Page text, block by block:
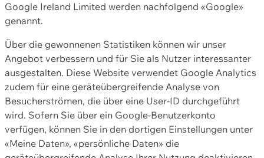
Google Ireland Limited werden nachfolgend «Google»
genannt.
Über die gewonnenen Statistiken können wir unser
Angebot verbessern und für Sie als Nutzer interessanter
ausgestalten. Diese Website verwendet Google Analytics
zudem für eine geräteübergreifende Analyse von
Besucherströmen, die über eine User-ID durchgeführt
wird. Sofern Sie über ein Google-Benutzerkonto
verfügen, können Sie in den dortigen Einstellungen unter
«Meine Daten», «persönliche Daten» die